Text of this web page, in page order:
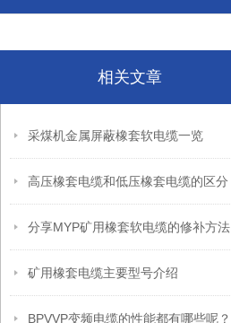
相关文章
采煤机金属屏蔽橡套软电缆一览
高压橡套电缆和低压橡套电缆的区分
分享MYP矿用橡套软电缆的修补方法
矿用橡套电缆主要型号介绍
BPVVP变频电缆的性能都有哪些呢？